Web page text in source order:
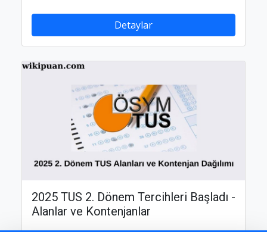
Detaylar
2025 TUS 2. Dönem Tercihleri Başladı -
Alanlar ve Kontenjanlar